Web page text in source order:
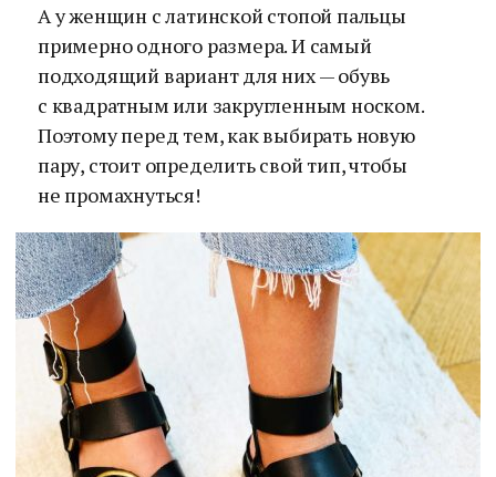
А у женщин с латинской стопой пальцы
примерно одного размера. И самый
подходящий вариант для них — обувь
с квадратным или закругленным носком.
Поэтому перед тем, как выбирать новую
пару, стоит определить свой тип, чтобы
не промахнуться!